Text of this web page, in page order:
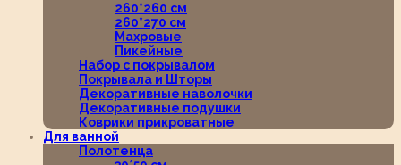
260*260 см
260*270 см
Махровые
Пикейные
Набор с покрывалом
Покрывала и Шторы
Декоративные наволочки
Декоративные подушки
Коврики прикроватные
Для ванной
Полотенца